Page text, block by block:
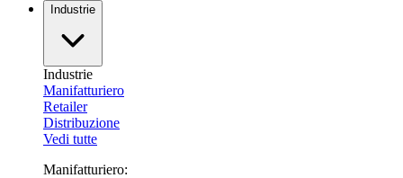
Industrie
Industrie
Manifatturiero
Retailer
Distribuzione
Vedi tutte
Manifatturiero: